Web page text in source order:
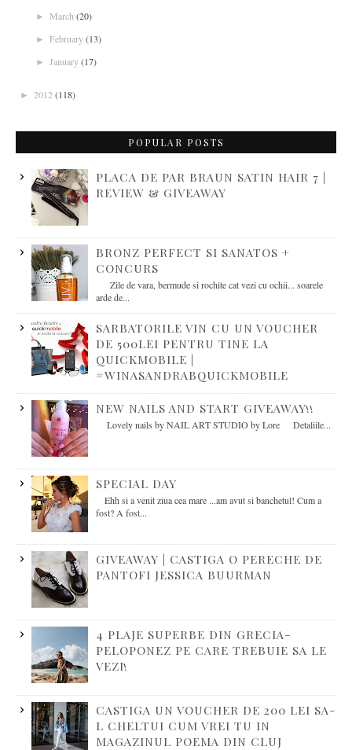
► March (20)
► February(13)
► January(17)
► 2012 (118)
POPULAR POSTS
PLACA DE PAR BRAUN SATIN HAIR 7 |
REVIEW & GIVEAWAY
BRONZ PERFECT SI SANATOS +
CONCURS
Zile de vara, bermude si rochite cat vezi cu ochii... soarele
arde de...
SARBATORILE VIN CU UN VOUCHER
DE 500LEI PENTRU TINE LA
QUICKMOBILE |
#WINASANDRABQUICKMOBILE
NEW NAILS AND START GIVEAWAY!!
Lovely nails by NAIL ART STUDIO by Lore Detaliile...
SPECIAL DAY
Ehh si a venit ziua cea mare ...am avut si banchetul! Cum a
fost? A fost...
GIVEAWAY | CASTIGA O PERECHE DE
PANTOFI JESSICA BUURMAN
4 PLAJE SUPERBE DIN GRECIA-
PELOPONEZ PE CARE TREBUIE SA LE
VEZI!
CASTIGA UN VOUCHER DE 200 LEI SA-
L CHELTUI CUM VREI TU IN
MAGAZINUL POEMA DIN CLUJ